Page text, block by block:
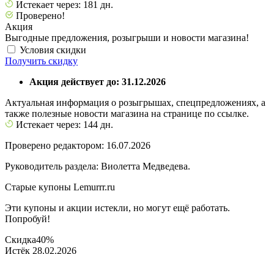
Истекает через: 181 дн.
Проверено!
Акция
Выгодные предложения, розыгрыши и новости магазина!
Условия скидки
Получить скидку
Акция действует до: 31.12.2026
Актуальная информация о розыгрышах, спецпредложениях, а
также полезные новости магазина на странице по ссылке.
Истекает через: 144 дн.
Проверено редактором: 16.07.2026
Руководитель раздела: Виолетта Медведева.
Старые купоны Lemurrr.ru
Эти купоны и акции истекли, но могут ещё работать.
Попробуй!
Скидка40%
Истёк 28.02.2026